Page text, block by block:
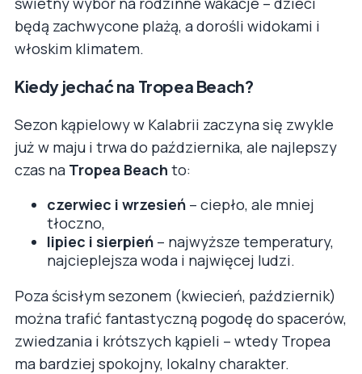
będą zachwycone plażą, a dorośli widokami i
włoskim klimatem.
Kiedy jechać na Tropea Beach?
Sezon kąpielowy w Kalabrii zaczyna się zwykle
już w maju i trwa do października, ale najlepszy
czas na Tropea Beach to:
czerwiec i wrzesień – ciepło, ale mniej
tłoczno,
lipiec i sierpień – najwyższe temperatury,
najcieplejsza woda i najwięcej ludzi.
Poza ścisłym sezonem (kwiecień, październik)
można trafić fantastyczną pogodę do spacerów,
zwiedzania i krótszych kąpieli – wtedy Tropea
ma bardziej spokojny, lokalny charakter.